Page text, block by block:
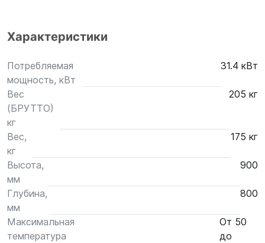
Характеристики
Потребляемая
мощность, кВт
31.4 кВт
Вес
(БРУТТО)
кг
205 кг
Вес,
кг
175 кг
Высота,
мм
900
Глубина,
мм
800
Максимальная
температура
От 50
до